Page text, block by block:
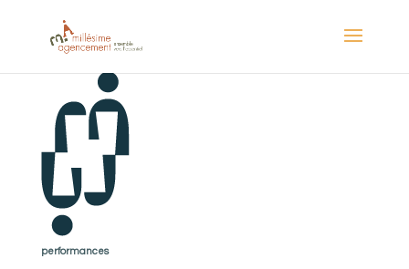
performances